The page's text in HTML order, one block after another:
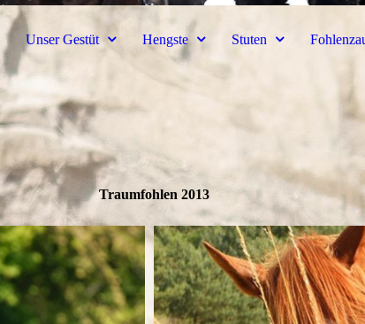
Unser Gestüt Hengste Stuten
Traumfohlen 2013